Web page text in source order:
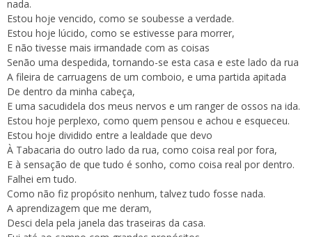
nada.
Estou hoje vencido, como se soubesse a verdade.
Estou hoje lúcido, como se estivesse para morrer,
E não tivesse mais irmandade com as coisas
Senão uma despedida, tornando-se esta casa e este lado da rua
A fileira de carruagens de um comboio, e uma partida apitada
De dentro da minha cabeça,
E uma sacudidela dos meus nervos e um ranger de ossos na ida.
Estou hoje perplexo, como quem pensou e achou e esqueceu.
Estou hoje dividido entre a lealdade que devo
À Tabacaria do outro lado da rua, como coisa real por fora,
E à sensação de que tudo é sonho, como coisa real por dentro.
Falhei em tudo.
Como não fiz propósito nenhum, talvez tudo fosse nada.
A aprendizagem que me deram,
Desci dela pela janela das traseiras da casa.